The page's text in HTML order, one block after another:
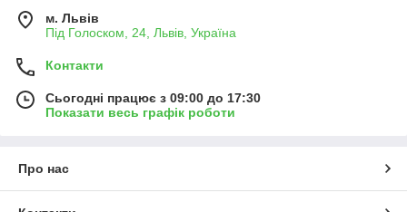
м. Львів
Під Голоском, 24, Львів, Україна
Контакти
Сьогодні працює з 09:00 до 17:30
Показати весь графік роботи
Про нас